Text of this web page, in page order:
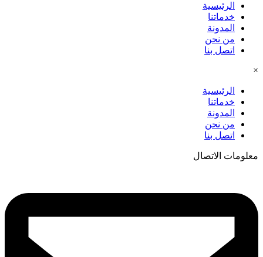
الرئيسية
خدماتنا
المدونة
من نحن
اتصل بنا
×
الرئيسية
خدماتنا
المدونة
من نحن
اتصل بنا
معلومات الاتصال